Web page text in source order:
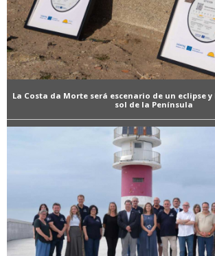
La Costa da Morte será escenario de un eclipse
sol de la Península